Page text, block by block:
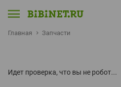
Главная Запчасти
Идет проверка, что вы не робот...